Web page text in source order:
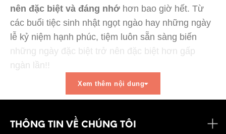
nên đặc biệt và đáng nhớ hơn bao giờ hết. Từ
các buổi tiệc sinh nhật ngọt ngào hay những ngày
lễ kỷ niệm hạnh phúc, tiệm luôn sẵn sàng biến
những ngày đặc biệt trở nên đặc biệt hơn gấp
ngàn lần!!
Để giữ cho những chiếc bánh kem khi đến tay bạn
mà vẫn còn giữ được hương vị tươi ngon ngọt
đặt trước và không làm bánh sẵn
Xem thêm nội dung
THÔNG TIN VỀ CHÚNG TÔI